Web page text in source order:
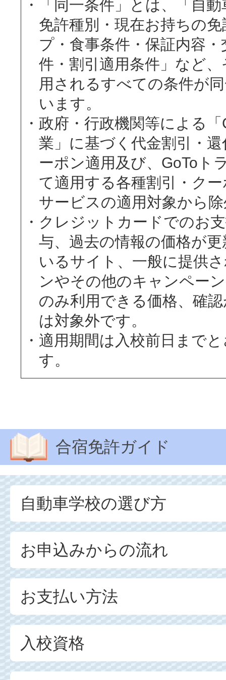
「同一条件」とは、「自
免許種別・現在お持ちの
プ・食事条件・保証内容
件・割引適用条件」など
用されるすべての条件が
います。
政府・行政機関等による
業」に基づく代金割引・
ーポン適用及び、GoToト
て適用する各種割引・ク
サービスの適用対象から
クレジットカードでのお
与、過去の情報の価格が
いるサイト、一般に提供
ンやその他のキャンペー
のみ利用できる価格、確
は対象外です。
適用期間は入校前日まで
す。
合宿免許ガイド
自動車学校の選び方
お申込みからの流れ
お支払い方法
入校資格